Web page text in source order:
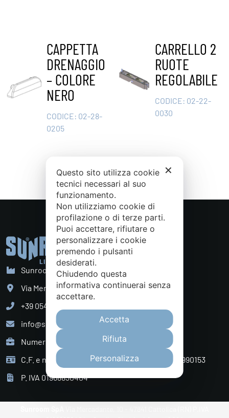
CAPPETTA
DRENAGGIO
– COLORE
NERO
CODICE: 02-28-
0205
CARRELLO 2
RUOTE
REGOLABILE
CODICE: 02-22-
0030
2 3 4 … 14 15
Sunroom S.p.A. - Sede Legale
Via Mercadante, 10 Cattolica (RN) - Italy
+39 0541 834011
info@sunroom.it
Numero REA RN - 225109
C.F. e nr. iscrizione al Registro Imprese 07879990153
P. IVA 01968830404
✕
Questo sito utilizza cookie
tecnici necessari al suo
funzionamento.
Non utilizziamo cookie di
profilazione o di terze parti.
Puoi accettare, rifiutare o
personalizzare i cookie
premendo i pulsanti
desiderati.
Chiudendo questa
informativa continuerai senza
accettare.
Accetta
Rifiuta
Personalizza